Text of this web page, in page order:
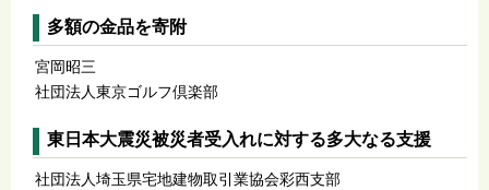
多額の金品を寄附
宮岡昭三
社団法人東京ゴルフ倶楽部
東日本大震災被災者受入れに対する多大なる支援
社団法人埼玉県宅地建物取引業協会彩西支部